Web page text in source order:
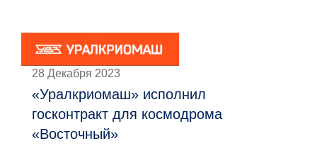
28 Декабря 2023
«Уралкриомаш» исполнил
гоcконтракт для космодрома
«Восточный»